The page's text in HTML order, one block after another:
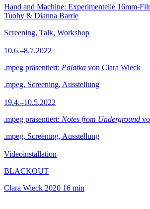
Hand and Machine: Experimentelle 16mm-
Tuohy & Dianna Barrie
Screening, Talk, Workshop
10.6.–8.7.2022
.mpeg präsentiert: Palatka von Clara Wieck
.mpeg, Screening, Ausstellung
19.4.–10.5.2022
.mpeg präsentiert: Notes from Underground
.mpeg, Screening, Ausstellung
Videoinstallation
BLACKOUT
Clara Wieck 2020 16 min